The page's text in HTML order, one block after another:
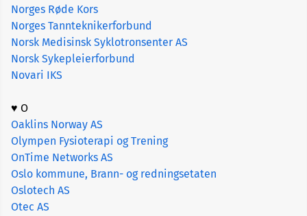
Norges Røde Kors
Norges Tannteknikerforbund
Norsk Medisinsk Syklotronsenter AS
Norsk Sykepleierforbund
Novari IKS
♥ O
Oaklins Norway AS
Olympen Fysioterapi og Trening
OnTime Networks AS
Oslo kommune, Brann- og redningsetaten
Oslotech AS
Otec AS